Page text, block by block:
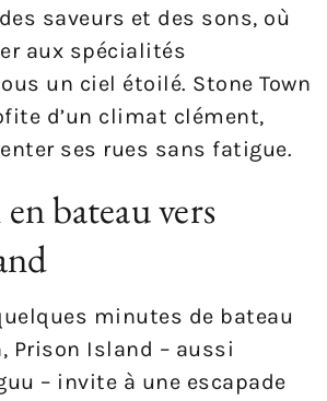
saveurs et des sons, où
aux spécialités
un ciel étoilé. Stone Town
d’un climat clément,
ses rues sans fatigue.
bateau vers
minutes de bateau
Prison Island – aussi
– invite à une escapade